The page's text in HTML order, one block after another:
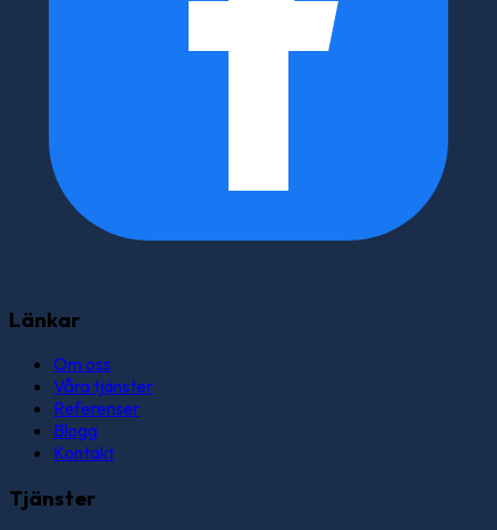
Länkar
Om oss
Våra tjänster
Referenser
Blogg
Kontakt
Tjänster